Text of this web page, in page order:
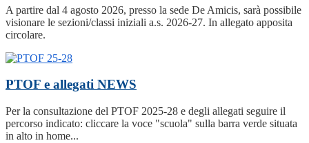
A partire dal 4 agosto 2026, presso la sede De Amicis, sarà possibile
visionare le sezioni/classi iniziali a.s. 2026-27. In allegato apposita
circolare.
PTOF e allegati NEWS
Per la consultazione del PTOF 2025-28 e degli allegati seguire il
percorso indicato: cliccare la voce "scuola" sulla barra verde situata
in alto in home...